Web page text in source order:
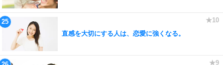
直感を大切にする人は、恋愛に強くなる。